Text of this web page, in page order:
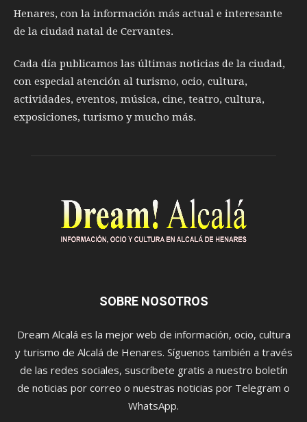
Henares, con la información más actual e interesante
de la ciudad natal de Cervantes.
Cada día publicamos las últimas noticias de la ciudad,
con especial atención al turismo, ocio, cultura,
actividades, eventos, música, cine, teatro, cultura,
exposiciones, turismo y mucho más.
SOBRE NOSOTROS
Dream Alcalá es la mejor web de información, ocio, cultura
y turismo de Alcalá de Henares. Síguenos también a través
de las redes sociales, suscríbete gratis a nuestro boletín
de noticias por correo o nuestras noticias por Telegram o
WhatsApp.